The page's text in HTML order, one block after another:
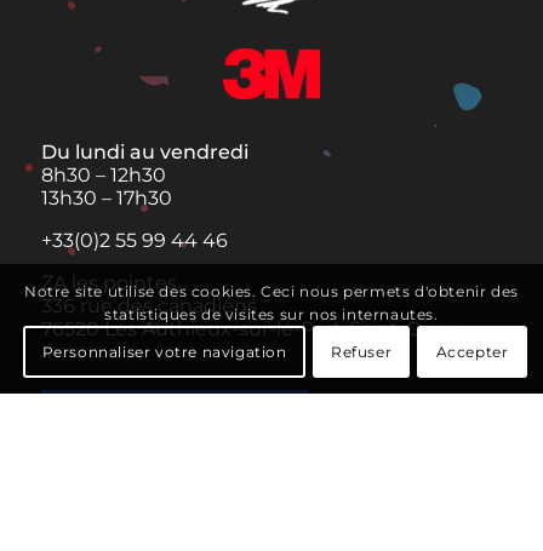
Du lundi au vendredi
8h30 – 12h30
13h30 – 17h30
+33(0)2 55 99 44 46
ZA les pointes
336 rue des canadiens
76520 Les Authieux-sur-le-Port-Saint-Ouen
Notre site utilise des cookies. Ceci nous permets d'obtenir des
statistiques de visites sur nos internautes.
Personnaliser votre navigation Refuser Accepter